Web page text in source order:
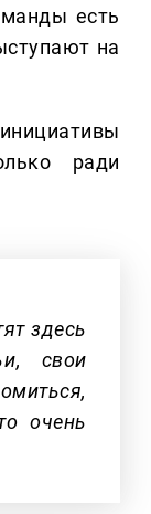
есть
на
ради
здесь
свои
очень